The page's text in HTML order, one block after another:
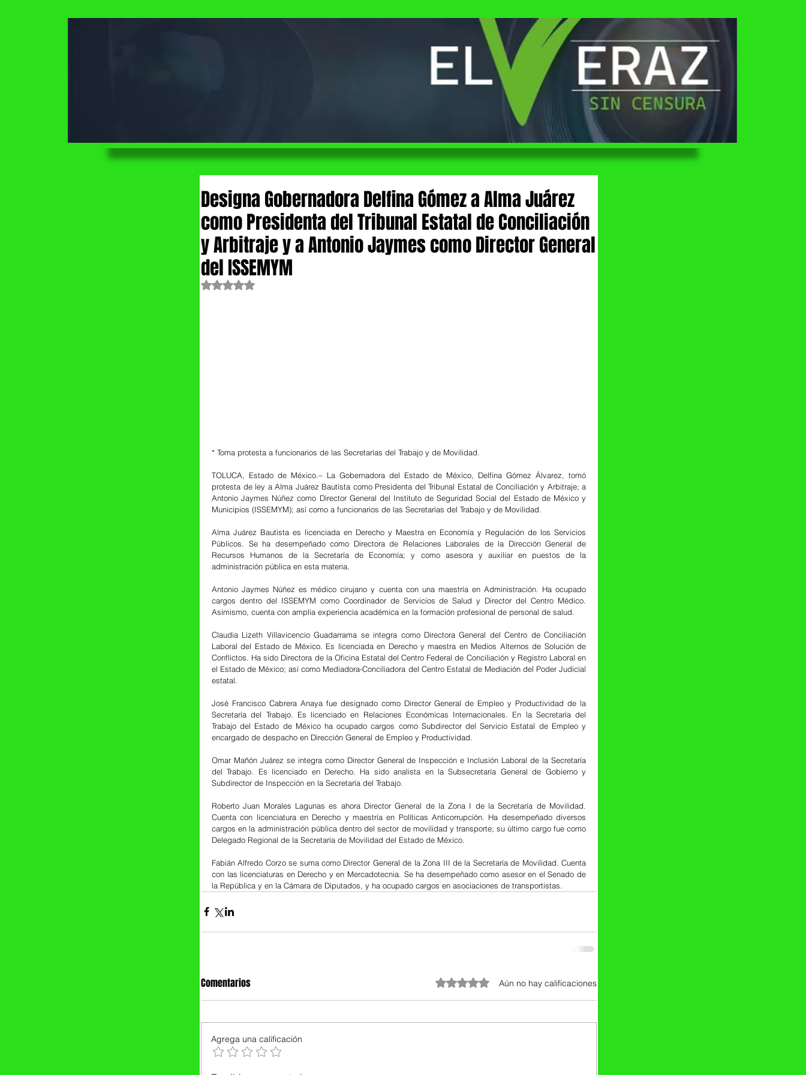
Designa Gobernadora Delfina Gómez a Alma Juárez
como Presidenta del Tribunal Estatal de Conciliación
y Arbitraje y a Antonio Jaymes como Director General
del ISSEMYM
Obtuvo NaN de 5 estrellas.
* ⁠Toma protesta a funcionarios de las Secretarías del Trabajo y de Movilidad.
TOLUCA, Estado de México.– La Gobernadora del Estado de México, Delfina Gómez Álvarez, tomó
protesta de ley a Alma Juárez Bautista como Presidenta del Tribunal Estatal de Conciliación y Arbitraje; a
Antonio Jaymes Núñez como Director General del Instituto de Seguridad Social del Estado de México y
Municipios (ISSEMYM); así como a funcionarios de las Secretarías del Trabajo y de Movilidad.
Alma Juárez Bautista es licenciada en Derecho y Maestra en Economía y Regulación de los Servicios
Públicos. Se ha desempeñado como Directora de Relaciones Laborales de la Dirección General de
Recursos Humanos de la Secretaría de Economía; y como asesora y auxiliar en puestos de la
administración pública en esta materia.
Antonio Jaymes Núñez es médico cirujano y cuenta con una maestría en Administración. Ha ocupado
cargos dentro del ISSEMYM como Coordinador de Servicios de Salud y Director del Centro Médico.
Asimismo, cuenta con amplia experiencia académica en la formación profesional de personal de salud.
Claudia Lizeth Villavicencio Guadarrama se integra como Directora General del Centro de Conciliación
Laboral del Estado de México. Es licenciada en Derecho y maestra en Medios Alternos de Solución de
Conflictos. Ha sido Directora de la Oficina Estatal del Centro Federal de Conciliación y Registro Laboral en
el Estado de México; así como Mediadora-Conciliadora del Centro Estatal de Mediación del Poder Judicial
estatal.
José Francisco Cabrera Anaya fue designado como Director General de Empleo y Productividad de la
Secretaría del Trabajo. Es licenciado en Relaciones Económicas Internacionales. En la Secretaría del
Trabajo del Estado de México ha ocupado cargos como Subdirector del Servicio Estatal de Empleo y
encargado de despacho en Dirección General de Empleo y Productividad.
Omar Mañón Juárez se integra como Director General de Inspección e Inclusión Laboral de la Secretaría
del Trabajo. Es licenciado en Derecho. Ha sido analista en la Subsecretaría General de Gobierno y
Subdirector de Inspección en la Secretaría del Trabajo.
Roberto Juan Morales Lagunas es ahora Director General de la Zona I de la Secretaría de Movilidad.
Cuenta con licenciatura en Derecho y maestría en Políticas Anticorrupción. Ha desempeñado diversos
cargos en la administración pública dentro del sector de movilidad y transporte; su último cargo fue como
Delegado Regional de la Secretaría de Movilidad del Estado de México.
Fabián Alfredo Corzo se suma como Director General de la Zona III de la Secretaría de Movilidad. Cuenta
con las licenciaturas en Derecho y en Mercadotecnia. Se ha desempeñado como asesor en el Senado de
la República y en la Cámara de Diputados, y ha ocupado cargos en asociaciones de transportistas.
Comentarios Obtuvo 0 de 5 estrellas.Aún no hay calificaciones
Agrega una calificación